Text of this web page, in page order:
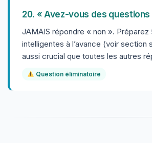
20. « Avez-vous des questions
JAMAIS répondre « non ».
intelligentes à l’avance (voir section
aussi crucial que toutes les autres
Question éliminatoire